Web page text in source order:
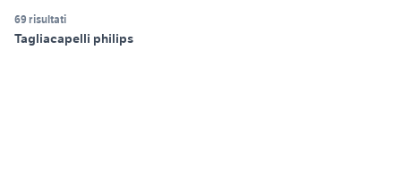
69 risultati
Tagliacapelli philips